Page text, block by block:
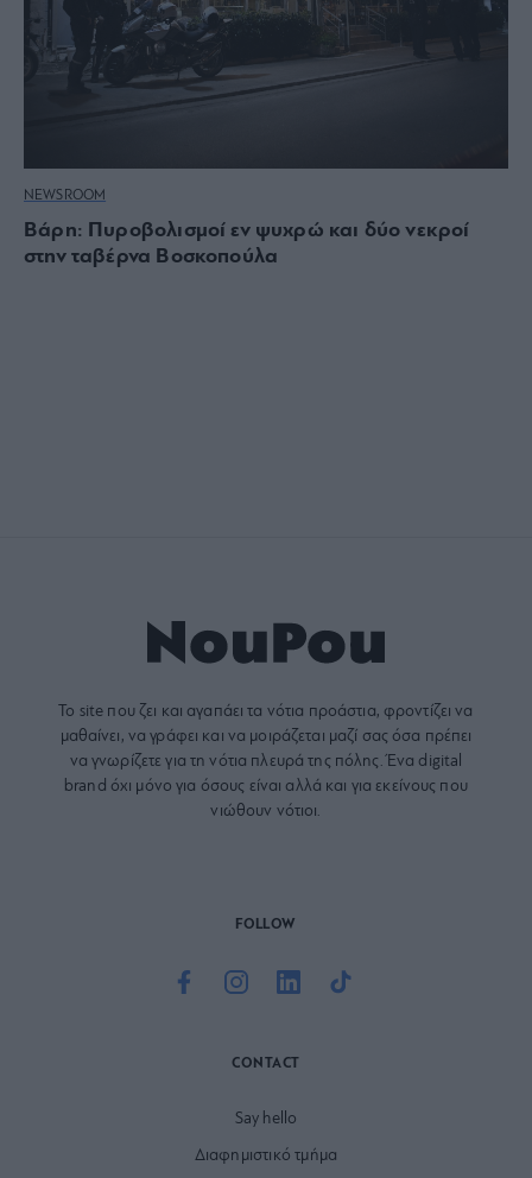
NEWSROOM
Βάρη: Πυροβολισμοί εν ψυχρώ και δύο νεκροί
στην ταβέρνα Βοσκοπούλα
Το site που ζει και αγαπάει τα νότια προάστια, φροντίζει να
μαθαίνει, να γράφει και να μοιράζεται μαζί σας όσα πρέπει
να γνωρίζετε για τη νότια πλευρά της πόλης. Ένα digital
brand όχι μόνο για όσους είναι αλλά και για εκείνους που
νιώθουν νότιοι.
FOLLOW
CONTACT
Say hello
Διαφημιστικό τμήμα